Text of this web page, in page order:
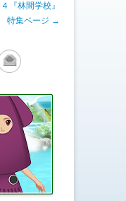
『林間学校』
特集ページ →